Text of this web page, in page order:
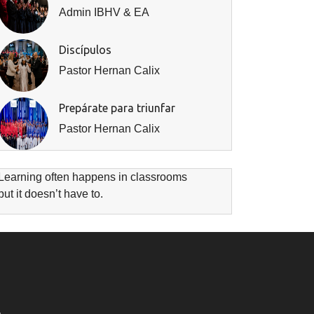
Admin IBHV & EA
Discípulos
Pastor Hernan Calix
Prepárate para triunfar
Pastor Hernan Calix
Learning often happens in classrooms
but it doesn’t have to.